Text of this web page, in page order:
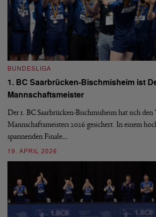
BUNDESLIGA
1. BC Saarbrücken-Bischmisheim ist
Mannschaftsmeister
Der 1. BC Saarbrücken-Bischmisheim hat sich
Mannschaftsmeisters 2026 gesichert. In einem
spannenden Finale…
19. APRIL 2026